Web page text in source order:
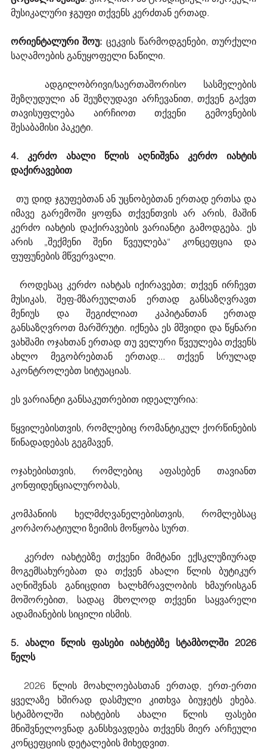
მუსიკალური ჯგუფი თქვენს კერძთან ერთად.
ორიენტალური შოუ: ცეკვის წარმოდგენები, თურქული
საღამოების განუყოფელი ნაწილი.
შეზღუდული ან შეუზღუდავი არჩევანით, თქვენ გაქვთ
თავისუფლება აირჩიოთ თქვენი გემოვნების
შესაბამისი პაკეტი.
4. კერძო ახალი წლის აღნიშვნა კერძო იახტის
დაქირავებით
  თუ დიდ ჯგუფებთან ან უცნობებთან ერთად ერთსა და
იმავე გარემოში ყოფნა თქვენთვის არ არის, მაშინ
კერძო იახტის დაქირავების ვარიანტი გამოდგება. ეს
არის „შექმენი შენი წვეულება“ კონცეფცია და
ფუფუნების მწვერვალი.
მუსიკას, შეფ-მზარეულთან ერთად განსაზღვრავთ
მენიუს და შეგიძლიათ კაპიტანთან ერთად
განსაზღვროთ მარშრუტი. იქნება ეს მშვიდი და წყნარი
ვახშამი ოჯახთან ერთად თუ ველური წვეულება თქვენს
ახლო მეგობრებთან ერთად... თქვენ სრულად
აკონტროლებთ სიტუაციას.
ეს ვარიანტი განსაკუთრებით იდეალურია:
წყვილებისთვის, რომლებიც რომანტიკულ ქორწინების
წინადადებას გეგმავენ,
ოჯახებისთვის, რომლებიც აფასებენ თავიანთ
კონფიდენციალურობას,
კომპანიის ხელმძღვანელებისთვის, რომლებსაც
კორპორატიული ზეიმის მოწყობა სურთ.
მოგემსახურებათ და თქვენ ახალი წლის ბუტიკურ
აღნიშვნას განიცდით ხალხმრავლობის ხმაურისგან
მოშორებით, სადაც მხოლოდ თქვენი საყვარელი
ადამიანების სიცილი ისმის.
5. ახალი წლის ფასები იახტებზე სტამბოლში 2026
წელს
  2026 წლის მოახლოებასთან ერთად, ერთ-ერთი
ყველაზე ხშირად დასმული კითხვა ბიუჯეტს ეხება.
სტამბოლში იახტების ახალი წლის ფასები
მნიშვნელოვნად განსხვავდება თქვენს მიერ არჩეული
კონცეფციის დეტალების მიხედვით.